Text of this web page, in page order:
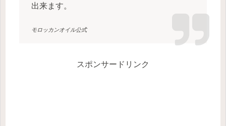
出来ます。
モロッカンオイル公式
スポンサードリンク